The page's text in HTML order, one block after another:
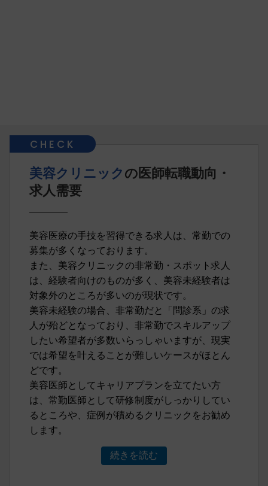
美容クリニックの医師転職動向・
求人需要
美容医療の手技を習得できる求人は、常勤での
募集が多くなっております。
また、美容クリニックの非常勤・スポット求人
は、経験者向けのものが多く、美容未経験者は
対象外のところが多いのが現状です。
美容未経験の場合、非常勤だと「問診系」の求
人が殆どとなっており、非常勤でスキルアップ
したい希望者が多数いらっしゃいますが、現実
では希望を叶えることが難しいケースがほとん
どです。
美容医師としてキャリアプランを立てたい方
は、常勤医師として研修制度がしっかりしてい
るところや、症例が積めるクリニックをお勧め
します。
続きを読む